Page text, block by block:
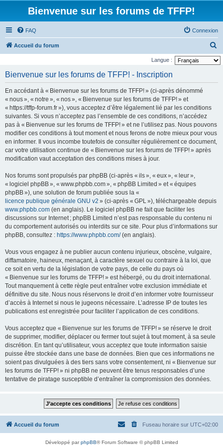
Bienvenue sur les forums de TFFP!
FAQ Connexion
Accueil du forum
e
Langue :
Bienvenue sur les forums de TFFP! - Inscription
En accédant à « Bienvenue sur les forums de TFFP! » (ci-après dénommé
« nous », « notre », « nos », « Bienvenue sur les forums de TFFP! » et
« https://tffp-forum.fr »), vous acceptez d’être légalement lié par les conditions
suivantes. Si vous n’acceptez pas l’ensemble de ces conditions, n’accédez
pas à « Bienvenue sur les forums de TFFP! » et ne l’utilisez pas. Nous pouvons
modifier ces conditions à tout moment et nous ferons de notre mieux pour vous
en informer. Il vous incombe toutefois de consulter régulièrement ce document,
car votre utilisation continue de « Bienvenue sur les forums de TFFP! » après
modification vaut acceptation des conditions mises à jour.
Nos forums sont propulsés par phpBB (ci-après « ils », « eux », « leur »,
« logiciel phpBB », « www.phpbb.com », « phpBB Limited » et « équipes
phpBB »), une solution de forum publiée sous la «
licence publique générale GNU v2 » (ci-après « GPL »), téléchargeable depuis
www.phpbb.com (en anglais). Le logiciel phpBB ne fait que faciliter les
discussions sur Internet ; phpBB Limited n’est pas responsable du contenu ni
du comportement autorisés ou interdits sur ce site. Pour plus d’informations sur
phpBB, consultez : https://www.phpbb.com/(en anglais).
Vous vous engagez à ne publier aucun contenu injurieux, obscène, vulgaire,
diffamatoire, haineux, menaçant, à caractère sexuel ou contraire à la loi, que
ce soit en vertu de la législation de votre pays, de celle du pays où
« Bienvenue sur les forums de TFFP! » est hébergé, ou du droit international.
Tout manquement à cette règle peut entraîner votre exclusion immédiate et
définitive du site. Nous nous réservons le droit d’en informer votre fournisseur
d’accès à Internet si nous le jugeons nécessaire. L’adresse IP de toutes les
publications est enregistrée pour faciliter l’application de ces conditions.
Vous acceptez que « Bienvenue sur les forums de TFFP! » se réserve le droit
de supprimer, modifier, déplacer ou fermer tout sujet à tout moment, à sa seule
discrétion. En tant qu’utilisateur, vous acceptez que toute information saisie
puisse être stockée dans une base de données. Bien que ces informations ne
soient pas divulguées à des tiers sans votre consentement, ni « Bienvenue sur
les forums de TFFP! » ni phpBB ne peuvent être tenus responsables d’une
tentative de piratage susceptible d’entraîner la compromission des données.
Accueil du forum Fuseau horaire sur UTC+02:00
Développé parphpBB® Forum Software © phpBB Limited